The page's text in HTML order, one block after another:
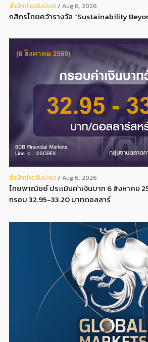
สํานักข่าวสับปะรด Aug 6, 2026
กสิกรไทยคว้ารางวัล “Sustainability
สํานักข่าวสับปะรด Aug 6, 2026
ไทยพาณิชย์ ประเมินค่าเงินบาท 6 สิงหาคม
กรอบ 32.95-33.20 บาทดอลลาร์